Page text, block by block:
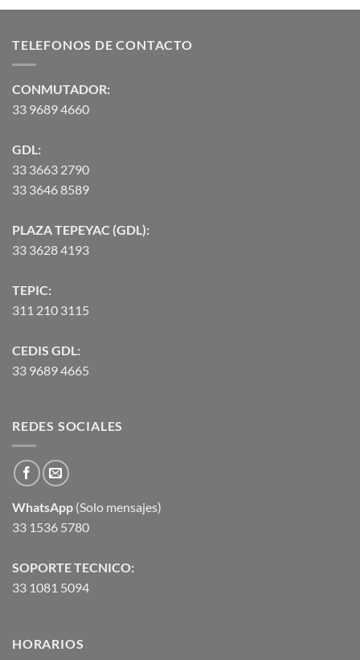
precios:
TELEFONOS DE CONTACTO
CONMUTADOR:
33 9689 4660
GDL:
33 3663 2790
33 3646 8589
PLAZA TEPEYAC (GDL):
33 3628 4193
TEPIC:
311 210 3115
CEDIS GDL:
33 9689 4665
REDES SOCIALES
WhatsApp (Solo mensajes)
33 1536 5780
SOPORTE TECNICO:
33 1081 5094
HORARIOS